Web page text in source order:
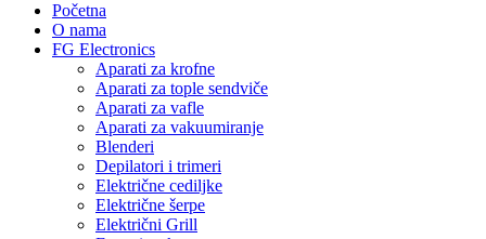
Početna
O nama
FG Electronics
Aparati za krofne
Aparati za tople sendviče
Aparati za vafle
Aparati za vakuumiranje
Blenderi
Depilatori i trimeri
Električne cediljke
Električne šerpe
Električni Grill